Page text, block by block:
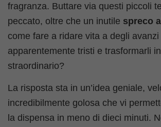
fragranza. Buttare via questi piccoli
peccato, oltre che un inutile spreco
come fare a ridare vita a degli avanzi
apparentemente tristi e trasformarli
straordinario?
La risposta sta in un’idea geniale,
incredibilmente golosa che vi
la dispensa in meno di dieci minuti.